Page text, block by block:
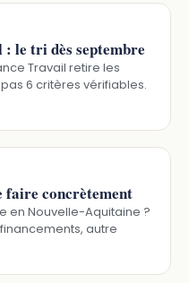
le tri dès septembre
Travail retire les
6 critères vérifiables.
faire concrètement
en Nouvelle-Aquitaine ?
autre